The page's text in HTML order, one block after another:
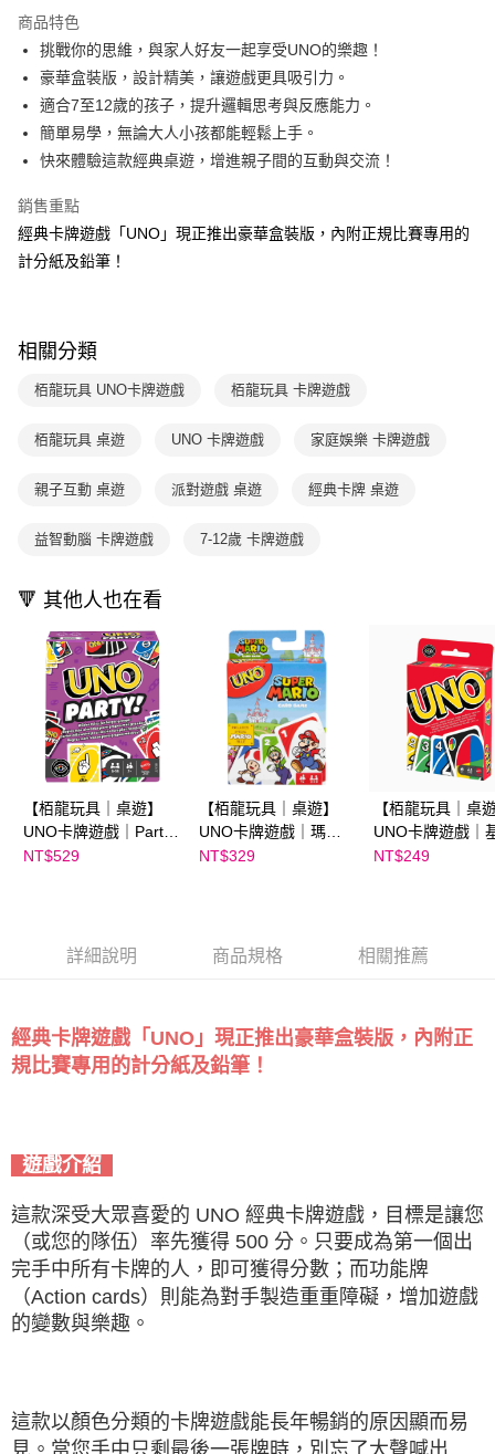
大哥付你分期
相關說明
【大哥付你分期使用說明】
1.本服務由台灣大哥大提供，台灣大哥大用戶可立即使用無須另外申請。
2.付款方式選擇「大哥付你分期」，訂單成立後會自動跳轉到大哥付的交易
流程，驗證手機門號後，選擇欲分期的期數、繳款截止日，確認付款後即完
3.實際核准額度、可分期數及費用金額請依後續交易確認頁面所載為準。
4.訂單成立30分鐘內，如未前往確認交易或遇審核未通過，訂單將自動取
消。如遇「轉專審核」未通過狀況，表示未達大哥付你分期系統評分，恕無
法說明評估內容。
帳／街口支付／iPASS MONEY」等通路繳費。
【注意事項】
用戶於交易時，得透過本服務購買商品或服務，並由商店將買賣／分期付款
資料（包含姓名、電話或地址）提供予台灣大哥大進項蒐集、處理及利用，
3.完整用戶服務條款，請詳閱以下連結：https://oppay.tw/userRule
AFTEE先享後付
相關說明
【關於「AFTEE先享後付」】
便利好安心！
１．簡單：不需註冊會員、不需綁卡、不需儲值。
２．便利：只要手機號碼，簡訊認證，即可結帳。
３．安心：先確認商品／服務後，再付款。
結帳頁面，進行簡訊認證並確認金額後，即可完成結帳。
２．訂單成立數日內，您將收到繳費通知簡訊。
３．收到繳費通知簡訊後14天內，點擊此簡訊中的連結，可透過四大超商／
購買商品的店家。未經商家同意取消之訂單仍視為有效，需透過AFTEE先享
※ 交易是否成功請以「AFTEE先享後付 」之結帳頁面顯示為準，若有關於
易，需依本服務之必要範圍內提供個人資料，並將交易相關給付款項請求債
２．關於個人資料處理事宜，請瀏覽以下網址：
https://aftee.tw/terms/#terms3
３．未成年的使用者請事先徵得法定代理人或監護人之同意方可使用
「AFTEE先享後付」，若未經同意申辦者引起之損失，本公司不負相關責
任。
４．使用「AFTEE先享後付」時，將依據個別帳號之用戶狀況，依本公司即
時審查核予不同之上限額度；若仍有額度不足之情形，本公司將視審查結果
請求用戶進行身份認證。
５．嚴禁一人註冊多個帳號或使用他人資訊註冊。若發現惡意使用之情形，
恩沛科技股份有限公司將有權停止該用戶之使用額度並採取法律行動。
運送方式
付款後全家取貨
付款後7-11取貨
每筆NT$70，滿NT$800(含以上)免運費
離島宅配（澎湖、金門、馬祖、小琉球；不適用於郵局i郵箱）
商品特色
挑戰你的思維，與家人好友一起享受UNO的樂趣！
豪華盒裝版，設計精美，讓遊戲更具吸引力。
適合7至12歲的孩子，提升邏輯思考與反應能力。
簡單易學，無論大人小孩都能輕鬆上手。
快來體驗這款經典桌遊，增進親子間的互動與交流！
銷售重點
經典卡牌遊戲「UNO」現正推出豪華盒裝版，內附正規比賽專用的
計分紙及鉛筆！
相關分類
栢龍玩具 UNO卡牌遊戲 栢龍玩具 卡牌遊戲
栢龍玩具 桌遊 UNO 卡牌遊戲 家庭娛樂 卡牌遊戲
親子互動 桌遊 派對遊戲 桌遊 經典卡牌 桌遊
益智動腦 卡牌遊戲 7-12歲 卡牌遊戲
🔻 其他人也在看
【栢龍玩具｜桌遊】
UNO卡牌遊戲｜Party
派對版
NT$529
【栢龍玩具｜桌遊】
UNO卡牌遊戲｜瑪利
歐兄弟
NT$329
【栢龍玩具｜桌
UNO卡牌遊戲｜
版
NT$249
詳細說明 商品規格 相關推薦
經典卡牌遊戲「UNO」現正推出豪華盒裝版，內附正
規比賽專用的計分紙及鉛筆！
遊戲介紹
這款深受大眾喜愛的 UNO 經典卡牌遊戲，目標是讓您
（或您的隊伍）率先獲得 500 分。只要成為第一個出
完手中所有卡牌的人，即可獲得分數；而功能牌
（Action cards）則能為對手製造重重障礙，增加遊戲
的變數與樂趣。
這款以顏色分類的卡牌遊戲能長年暢銷的原因顯而易
見。當您手中只剩最後一張牌時，別忘了大聲喊出